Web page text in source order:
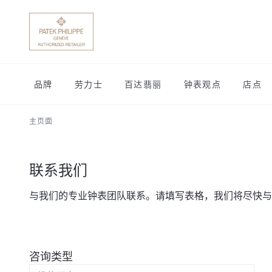
品牌 劳力士 百达翡丽 钟表观点 店点
主页面
联系我们
与我们的专业钟表团队联系。请填写表格，我们将尽快
咨询类型